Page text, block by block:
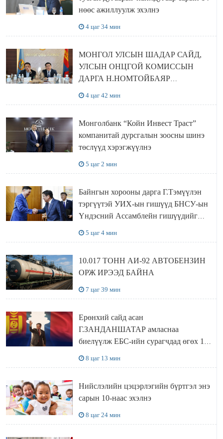
нөөс ажиллуулж эхэлнэ
4 цаг 34 мин
МОНГОЛ УЛСЫН ШАДАР САЙД,
УЛСЫН ОНЦГОЙ КОМИССЫН
ДАРГА Н.НОМТОЙБАЯР
4 цаг 42 мин
Монголбанк “Койн Инвест Траст”
компанитай дурсгалын зоосны шинэ
төслүүд хэрэгжүүлнэ
5 цаг 2 мин
Байнгын хорооны дарга Г.Тэмүүлэн
тэргүүтэй УИХ-ын гишүүд БНСУ-ын
Үндэсний Ассамблейн гишүүдийг
5 цаг 4 мин
10.017 ТОНН АИ-92 АВТОБЕНЗИН
ОРЖ ИРЭЭД БАЙНА
7 цаг 39 мин
Ерөнхий сайд асан
Г.ЗАНДАНШАТАР амласнаа
биелүүлж ЕБС-ийн сурагчдад өгөх 10.
8 цаг 13 мин
Нийслэлийн цэцэрлэгийн бүртгэл энэ
сарын 10-наас эхэлнэ
8 цаг 24 мин